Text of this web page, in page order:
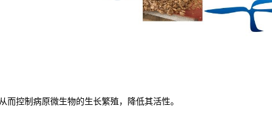
而控制病原微生物的生长繁殖，降低其活性。